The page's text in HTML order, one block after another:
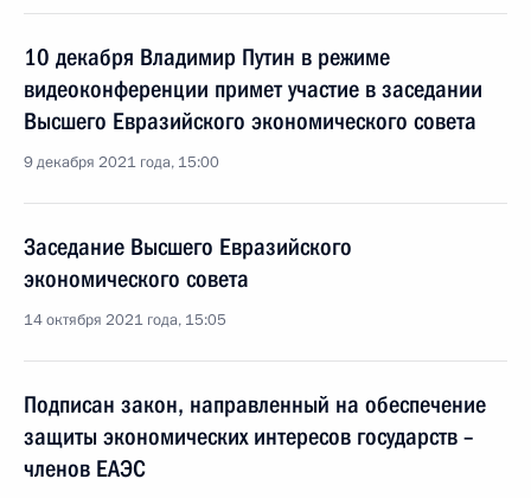
10 декабря Владимир Путин в режиме
видеоконференции примет участие в заседании
Высшего Евразийского экономического совета
9 декабря 2021 года, 15:00
Заседание Высшего Евразийского
экономического совета
14 октября 2021 года, 15:05
Подписан закон, направленный на обеспечение
защиты экономических интересов государств –
членов ЕАЭС